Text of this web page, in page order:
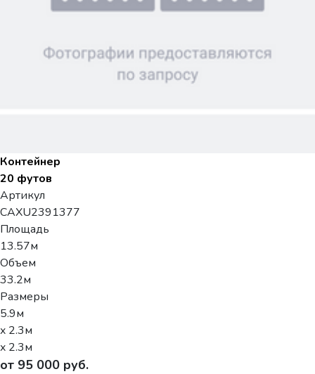
Контейнер
20 футов
Артикул
CAXU2391377
Площадь
13.57м
Объем
33.2м
Размеры
5.9м
x 2.3м
x 2.3м
от 95 000 руб.